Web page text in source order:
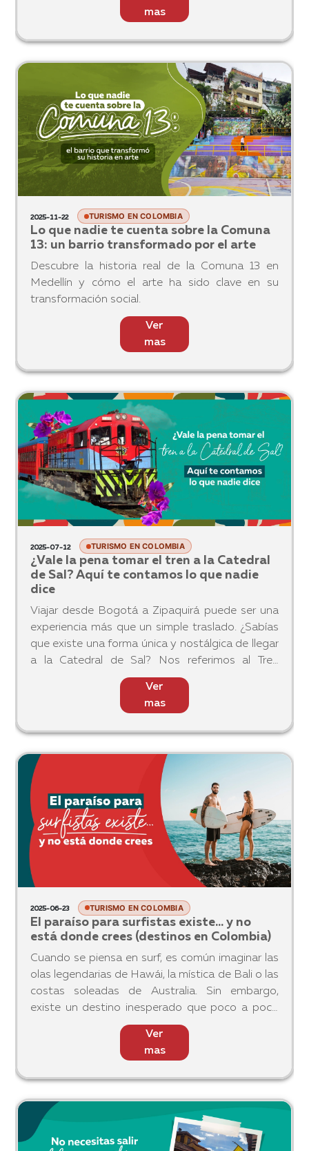
mas
2025-11-22 TURISMO EN COLOMBIA
Lo que nadie te cuenta sobre la Comuna
13: un barrio transformado por el arte
Descubre la historia real de la Comuna 13 en
Medellín y cómo el arte ha sido clave en su
transformación social.
Ver
mas
2025-07-12 TURISMO EN COLOMBIA
¿Vale la pena tomar el tren a la Catedral
de Sal? Aquí te contamos lo que nadie
dice
Viajar desde Bogotá a Zipaquirá puede ser una
experiencia más que un simple traslado. ¿Sabías
que existe una forma única y nostálgica de llegar
a la Catedral de Sal? Nos referimos al Tren
Turístico de la Sabana, una alternativa
Ver
mas
2025-06-23 TURISMO EN COLOMBIA
El paraíso para surfistas existe... y no
está donde crees (destinos en Colombia)
Cuando se piensa en surf, es común imaginar las
olas legendarias de Hawái, la mística de Bali o las
costas soleadas de Australia. Sin embargo,
existe un destino inesperado que poco a poco
se gana un lugar en el mapa mundial del surf:
Ver
mas